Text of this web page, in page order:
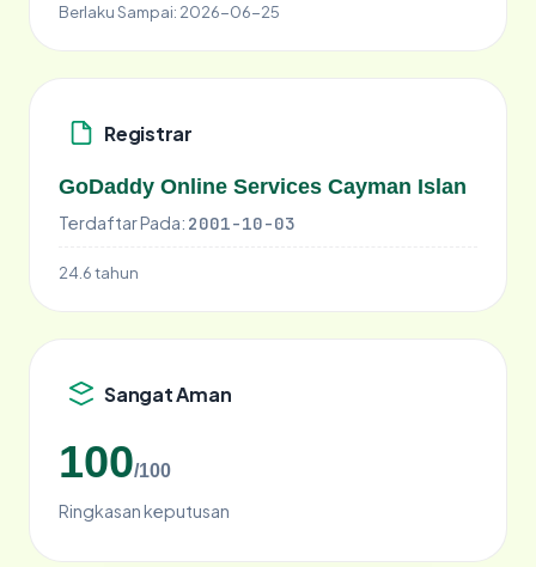
Berlaku Sampai: 2026-06-25
Registrar
GoDaddy Online Services Cayman Islan
Terdaftar Pada: 2001-10-03
24.6 tahun
Sangat Aman
100/100
Ringkasan keputusan